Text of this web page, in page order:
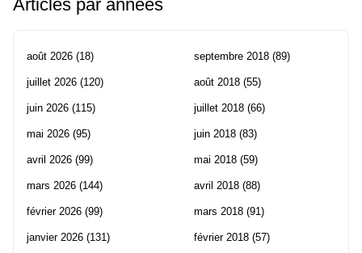
Articles par années
août 2026 (18)
juillet 2026 (120)
juin 2026 (115)
mai 2026 (95)
avril 2026 (99)
mars 2026 (144)
février 2026 (99)
janvier 2026 (131)
septembre 2018 (89)
août 2018 (55)
juillet 2018 (66)
juin 2018 (83)
mai 2018 (59)
avril 2018 (88)
mars 2018 (91)
février 2018 (57)